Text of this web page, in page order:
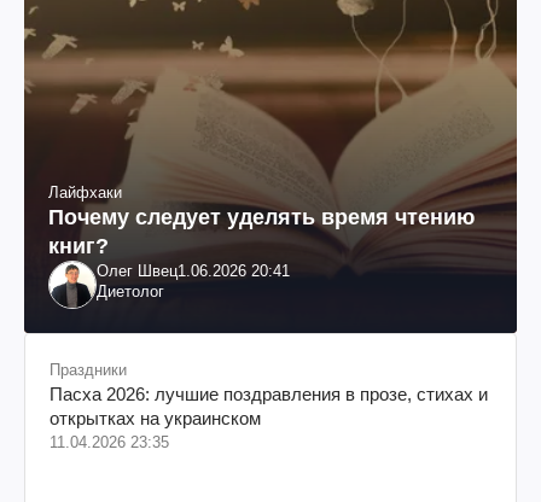
Лайфхаки
Почему следует уделять время чтению
книг?
Олег Швец1.06.2026 20:41
Диетолог
Праздники
Пасха 2026: лучшие поздравления в прозе, стихах и
открытках на украинском
11.04.2026 23:35